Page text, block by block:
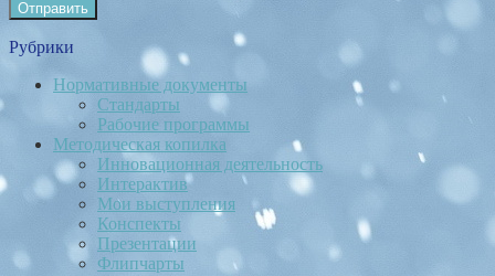
Рубрики
Нормативные документы
Стандарты
Рабочие программы
Методическая копилка
Инновационная деятельность
Интерактив
Мои выступления
Конспекты
Презентации
Флипчарты